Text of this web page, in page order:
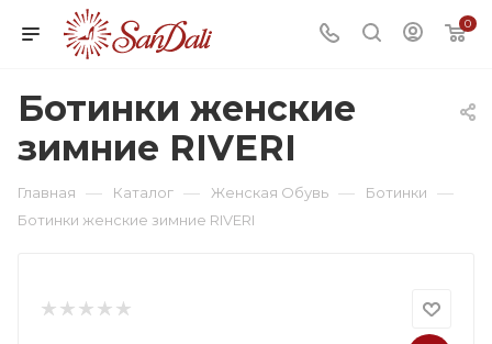
0
Ботинки женские
зимние RIVERI
Главная — Каталог — Женская Обувь — Ботинки —
Ботинки женские зимние RIVERI